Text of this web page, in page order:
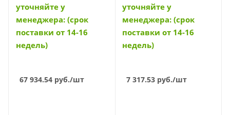
уточняйте у
менеджера: (срок
поставки от 14-16
недель)
67 934.54 руб./шт
уточняйте у
менеджера: (срок
поставки от 14-16
недель)
7 317.53руб./шт